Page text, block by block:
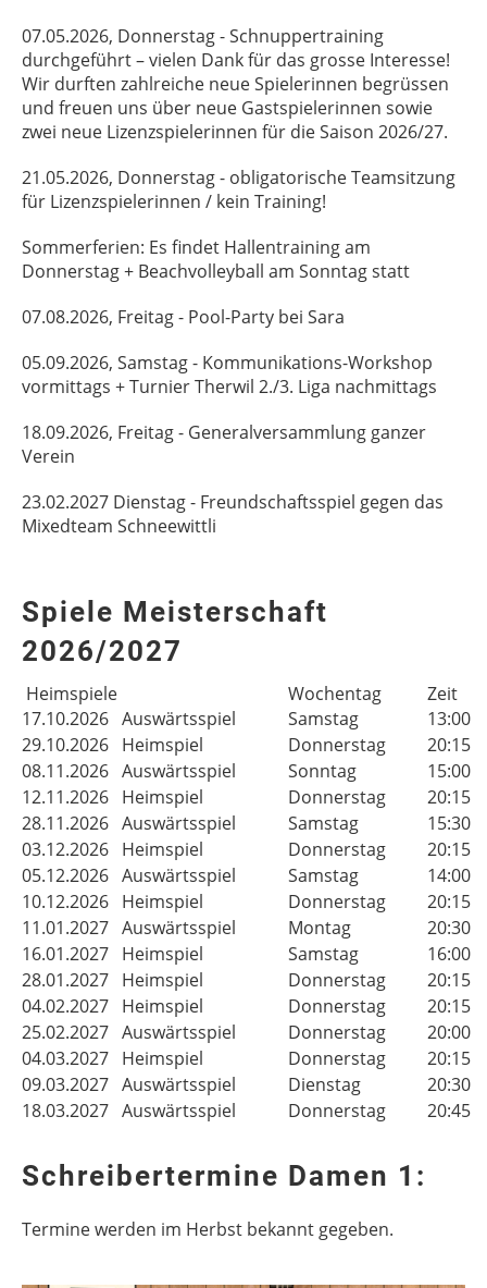
07.05.2026, Donnerstag - Schnuppertraining
durchgeführt – vielen Dank für das grosse Interesse!
Wir durften zahlreiche neue Spielerinnen begrüssen
und freuen uns über neue Gastspielerinnen sowie
zwei neue Lizenzspielerinnen für die Saison 2026/27.
21.05.2026, Donnerstag - obligatorische Teamsitzung
für Lizenzspielerinnen / kein Training!
Sommerferien: Es findet Hallentraining am
Donnerstag + Beachvolleyball am Sonntag statt
07.08.2026, Freitag - Pool-Party bei Sara
05.09.2026, Samstag - Kommunikations-Workshop
vormittags + Turnier Therwil 2./3. Liga nachmittags
18.09.2026, Freitag - Generalversammlung ganzer
Verein
23.02.2027 Dienstag - Freundschaftsspiel gegen das
Mixedteam Schneewittli
Spiele Meisterschaft
2026/2027
Heimspiele Wochentag
Zeit
17.10.2026 Auswärtsspiel Samstag
13:00
29.10.2026 Heimspiel Donnerstag
20:15
08.11.2026 Auswärtsspiel Sonntag
15:00
12.11.2026 Heimspiel Donnerstag
20:15
28.11.2026 Auswärtsspiel Samstag
15:30
03.12.2026 Heimspiel Donnerstag
20:15
05.12.2026 Auswärtsspiel Samstag
14:00
10.12.2026 Heimspiel Donnerstag
20:15
11.01.2027 Auswärtsspiel Montag
20:30
16.01.2027 Heimspiel Samstag
16:00
28.01.2027 Heimspiel Donnerstag
20:15
04.02.2027 Heimspiel Donnerstag
20:15
25.02.2027 Auswärtsspiel Donnerstag
20:00
04.03.2027 Heimspiel Donnerstag
20:15
09.03.2027 Auswärtsspiel Dienstag
20:30
18.03.2027 Auswärtsspiel Donnerstag 20:45
Schreibertermine Damen 1:
Termine werden im Herbst bekannt gegeben.